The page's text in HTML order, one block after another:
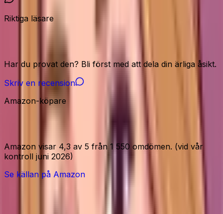
Riktiga läsare
Vår community
Har du provat den? Bli först med att dela din ärliga åsikt.
Skriv en recension
Amazon-köpare
Amazon visar 4,3 av 5 från 1 550 omdömen. (vid vår
kontroll juni 2026)
Se källan på Amazon
Höjdpunkter och reservationer